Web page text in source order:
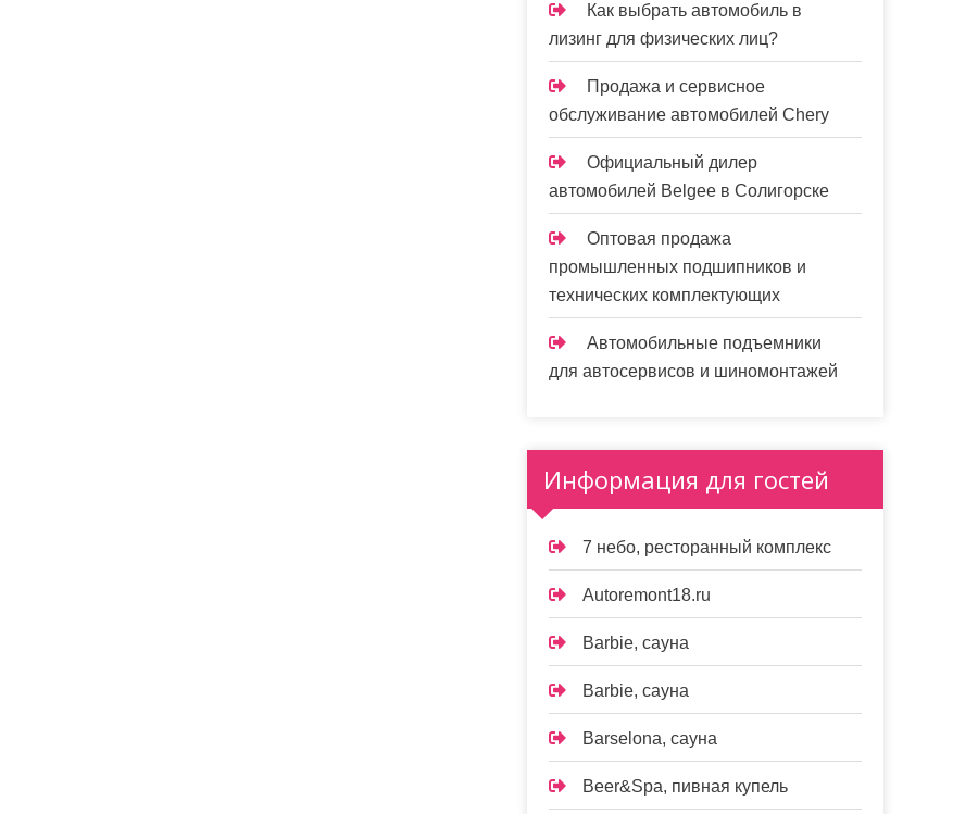
Как выбрать автомобиль в
лизинг для физических лиц?
Продажа и сервисное
обслуживание автомобилей Chery
Официальный дилер
автомобилей Belgee в Солигорске
Оптовая продажа
промышленных подшипников и
технических комплектующих
Автомобильные подъемники
для автосервисов и шиномонтажей
Информация для гостей
7 небо, ресторанный комплекс
Autoremont18.ru
Barbie, сауна
Barbie, сауна
Barselona, сауна
Beer&Spa, пивная купель